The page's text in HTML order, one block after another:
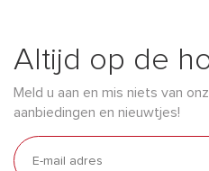
Altijd op de
Meld u aan en mis niets van
aanbiedingen en nieuwtjes!